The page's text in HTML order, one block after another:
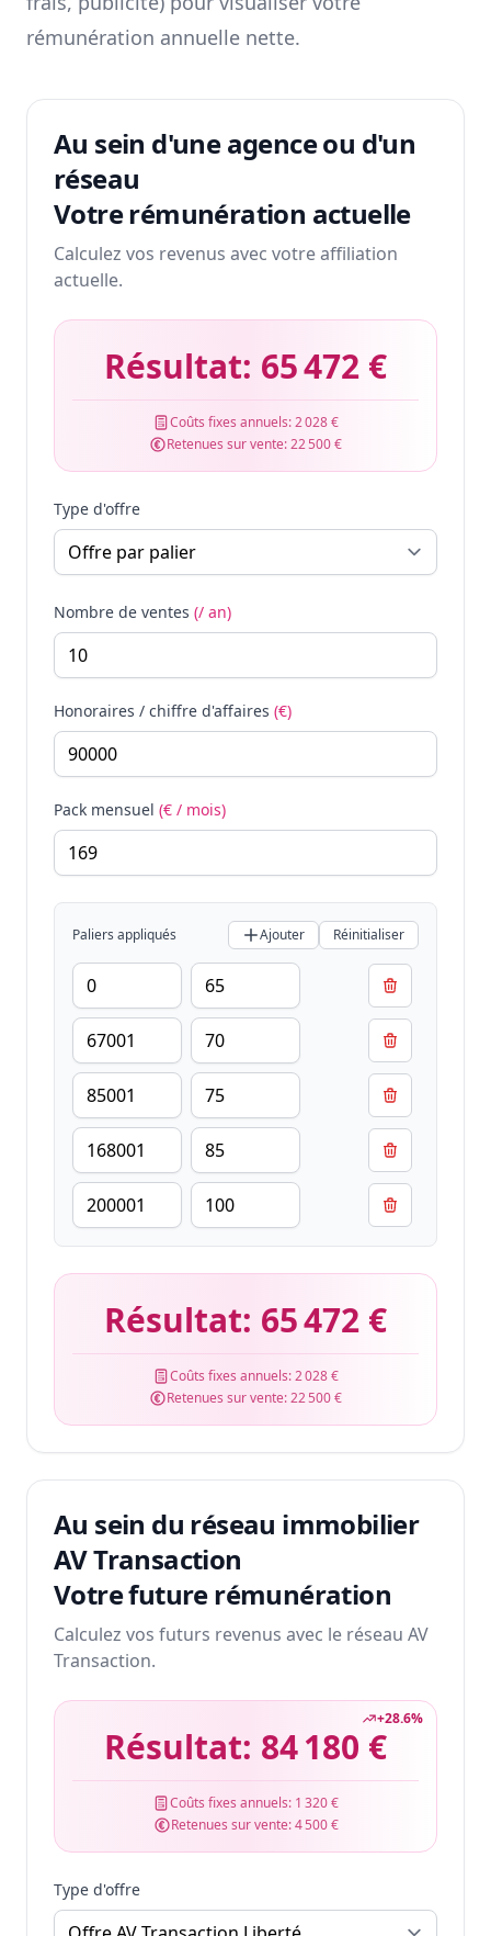
rémunération annuelle nette.
Au sein d'une agence ou d'un
réseau
Votre rémunération actuelle
Calculez vos revenus avec votre affiliation
actuelle.
Résultat: 65 472 €
Coûts fixes annuels:2 028 €
Retenues sur vente:22 500 €
Type d'offre
Nombre de ventes (/ an)
Honoraires / chiffre d'affaires (€)
Pack mensuel (€ / mois)
Paliers appliqués Ajouter Réinitialiser
Résultat: 65 472 €
Coûts fixes annuels:2 028 €
Retenues sur vente:22 500 €
Au sein du réseau immobilier
AV Transaction
Votre future rémunération
Calculez vos futurs revenus avec le réseau AV
Transaction.
+28.6%
Résultat: 84 180 €
Coûts fixes annuels: 1 320 €
Retenues sur vente:4 500 €
Type d'offre